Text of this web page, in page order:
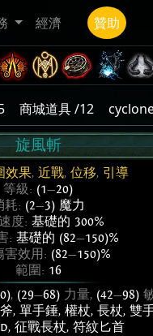
經濟 贊助
商城道具 /12
旋風斬
效果, 近戰, 位移, 引導
等級: (1—20)
耗: (2—3) 魔力
度: 基礎的 300%
: 基礎的 (82—150)%
害效用: (82—150)%
範圍: 16
, (29—68)力量, (42—98)
, 單手錘, 權杖, 長杖, 雙
, 征戰長杖, 符紋匕首